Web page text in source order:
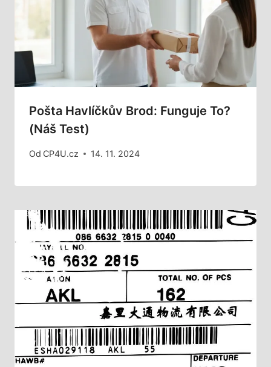
Pošta Havlíčkův Brod: Funguje To?
(Náš Test)
Od CP4U.cz 14. 11. 2024